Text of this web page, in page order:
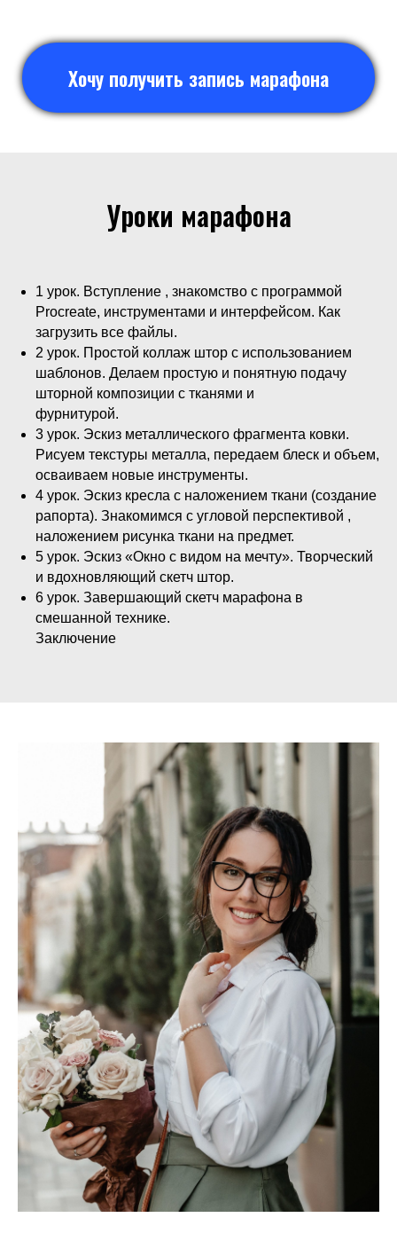
Хочу получить запись марафона
Уроки марафона
1 урок. Вступление , знакомство с программой
Procreate, инструментами и интерфейсом. Как
загрузить все файлы.
2 урок. Простой коллаж штор с использованием
шаблонов. Делаем простую и понятную подачу
шторной композиции с тканями и
фурнитурой.
3 урок. Эскиз металлического фрагмента ковки.
Рисуем текстуры металла, передаем блеск и объем,
осваиваем новые инструменты.
4 урок. Эскиз кресла с наложением ткани (создание
рапорта). Знакомимся с угловой перспективой ,
наложением рисунка ткани на предмет.
5 урок. Эскиз «Окно с видом на мечту». Творческий
и вдохновляющий скетч штор.
6 урок. Завершающий скетч марафона в
смешанной технике.
Заключение